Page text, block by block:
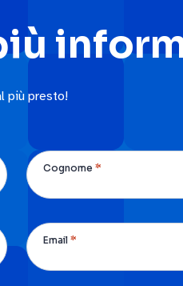
più presto!
Cognome *
Email *